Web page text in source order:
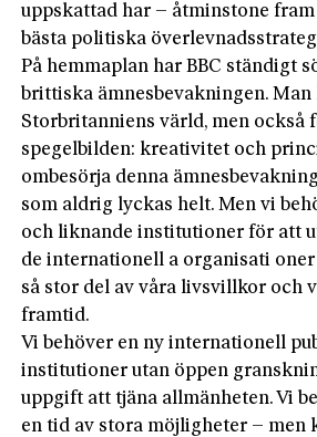
uppskattad har – åtminstone
bästa politiska
På hemmaplan har BBC ständigt
brittiska ämnesbevakningen. Man
Storbritanniens värld, men också
spegelbilden: kreativitet och
ombesörja denna
som aldrig lyckas helt. Men vi
och liknande institutioner för att
de internationell a organisati oner
så stor del av våra livsvillkor och
framtid.
Vi behöver en ny internationell
institutioner utan öppen
uppgift att tjäna allmänheten. Vi
en tid av stora möjligheter – men